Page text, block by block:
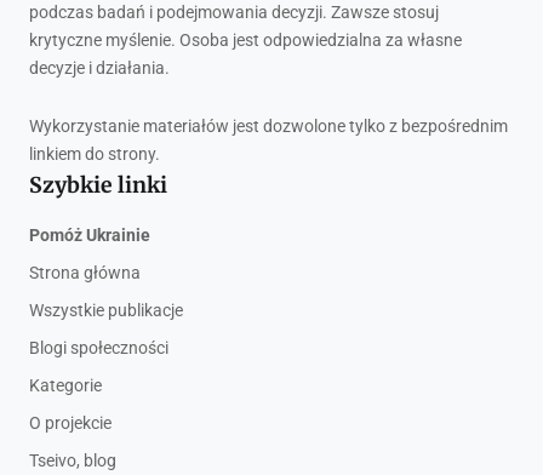
podczas badań i podejmowania decyzji. Zawsze stosuj
krytyczne myślenie. Osoba jest odpowiedzialna za własne
decyzje i działania.
Wykorzystanie materiałów jest dozwolone tylko z bezpośrednim
linkiem do strony.
Szybkie linki
Pomóż Ukrainie
Strona główna
Wszystkie publikacje
Blogi społeczności
Kategorie
O projekcie
Tseivo, blog